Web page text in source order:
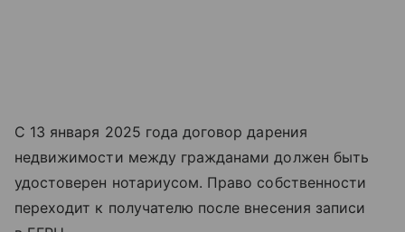
С 13 января 2025 года договор дарения
недвижимости между гражданами должен быть
удостоверен нотариусом. Право собственности
переходит к получателю после внесения записи